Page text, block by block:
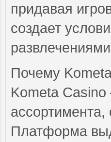
придавая
создает
Почему
Kometa
Платформа